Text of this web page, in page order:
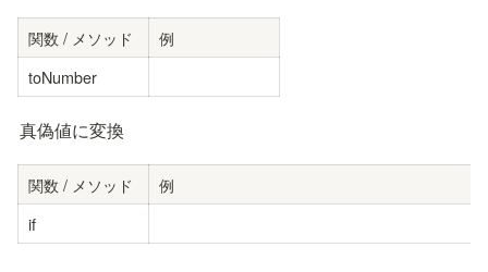
関数 / メソッド
例
toNumber
真偽値に変換
関数 / メソッド
例
if